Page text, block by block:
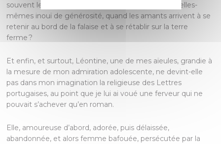
souvent les amantes font naufrage dans un don d’elles-
mêmes inouï de générosité, quand les amants arrivent à se
retenir au bord de la falaise et à se rétablir sur la terre
ferme ?
Et enfin, et surtout, Léontine, une de mes aïeules, grandie à
la mesure de mon admiration adolescente, ne devint-elle
pas dans mon imagination la religieuse des Lettres
portugaises, au point que je lui ai voué une ferveur qui ne
pouvait s’achever qu’en roman.
Elle, amoureuse d’abord, adorée, puis délaissée,
abandonnée, et alors femme bafouée, persécutée par la